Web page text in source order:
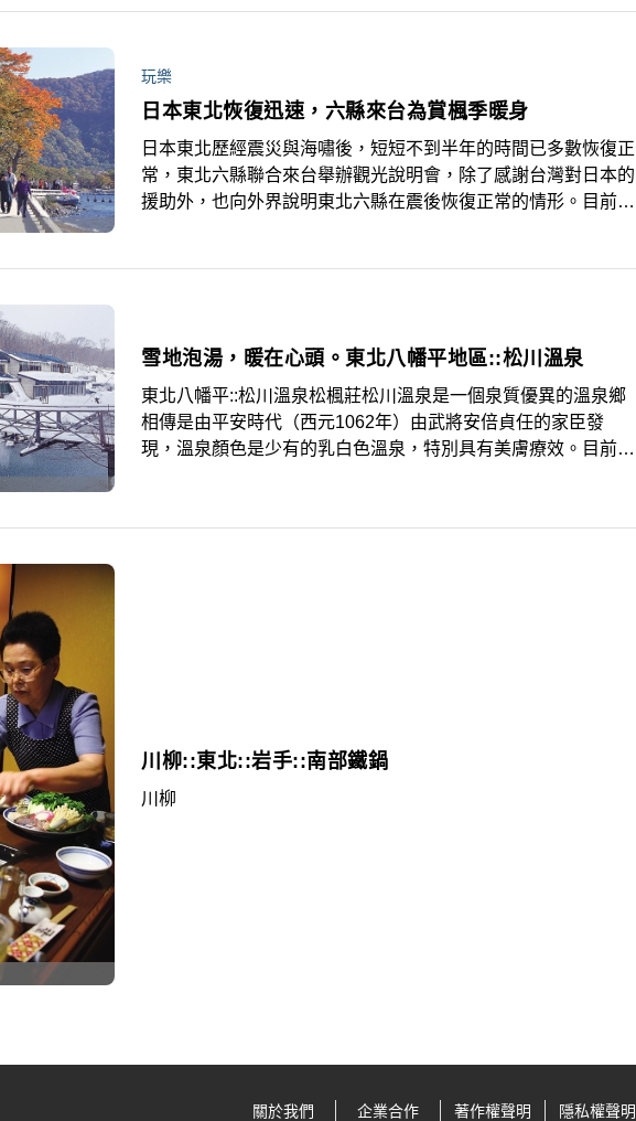
玩樂
日本東北恢復迅速，六縣來台為賞楓季暖身
日本東北歷經震災與海嘯後，短短不到半年的時間已多數恢復正
常，東北六縣聯合來台舉辦觀光說明會，除了感謝台灣對日本的
援助外，也向外界說明東北六縣在震後恢復正常的情形。目前日
雪地泡湯，暖在心頭。東北八幡平地區::松川溫泉
東北八幡平::松川溫泉松楓莊松川溫泉是一個泉質優異的溫泉鄉
相傳是由平安時代（西元1062年）由武將安倍貞任的家臣發
現，溫泉顏色是少有的乳白色溫泉，特別具有美膚療效。目前當
川柳::東北::岩手::南部鐵鍋
川柳
關於我們 企業合作 著作權聲明 隱私權聲明